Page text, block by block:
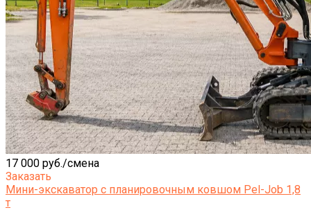
17 000 руб./смена
Заказать
Мини-экскаватор с планировочным ковшом Pel-Job 1,8
т